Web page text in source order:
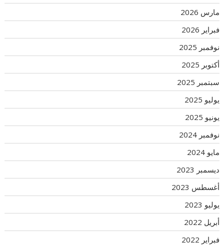
مارس 2026
فبراير 2026
نوفمبر 2025
أكتوبر 2025
سبتمبر 2025
يوليو 2025
يونيو 2025
نوفمبر 2024
مايو 2024
ديسمبر 2023
أغسطس 2023
يوليو 2023
أبريل 2022
فبراير 2022